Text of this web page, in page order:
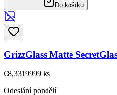
Do košíku
GrizzGlass Matte
€8,3319999 ks
Odeslání pondělí